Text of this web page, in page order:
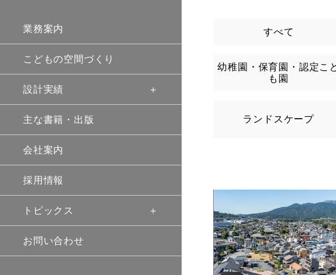
業務案内
こどもの空間づくり
設計実績
主な書籍・出版
会社案内
採用情報
トピックス
お問い合わせ
すべて
幼稚園・保育園・認定こ
も園
ランドスケープ